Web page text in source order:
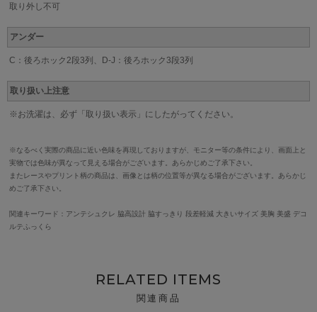
取り外し不可
アンダー
C：後ろホック2段3列、D-J：後ろホック3段3列
取り扱い上注意
※お洗濯は、必ず「取り扱い表示」にしたがってください。
※なるべく実際の商品に近い色味を再現しておりますが、モニター等の条件により、画面上と
実物では色味が異なって見える場合がございます。あらかじめご了承下さい。
またレースやプリント柄の商品は、画像とは柄の位置等が異なる場合がございます。あらかじ
めご了承下さい。
関連キーワード：アンテシュクレ 脇高設計 脇すっきり 段差軽減 大きいサイズ 美胸 美盛 デコ
ルテふっくら
RELATED ITEMS
関連商品